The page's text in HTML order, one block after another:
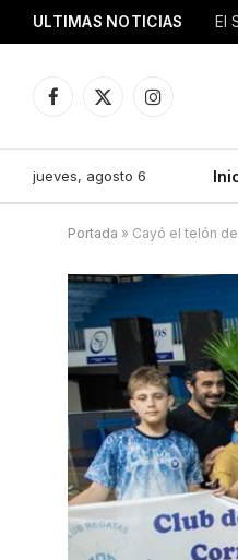
ULTIMAS NOTICIAS
Facebook
X
Instagram
jueves, agosto 6
Portada » Cayó el telón